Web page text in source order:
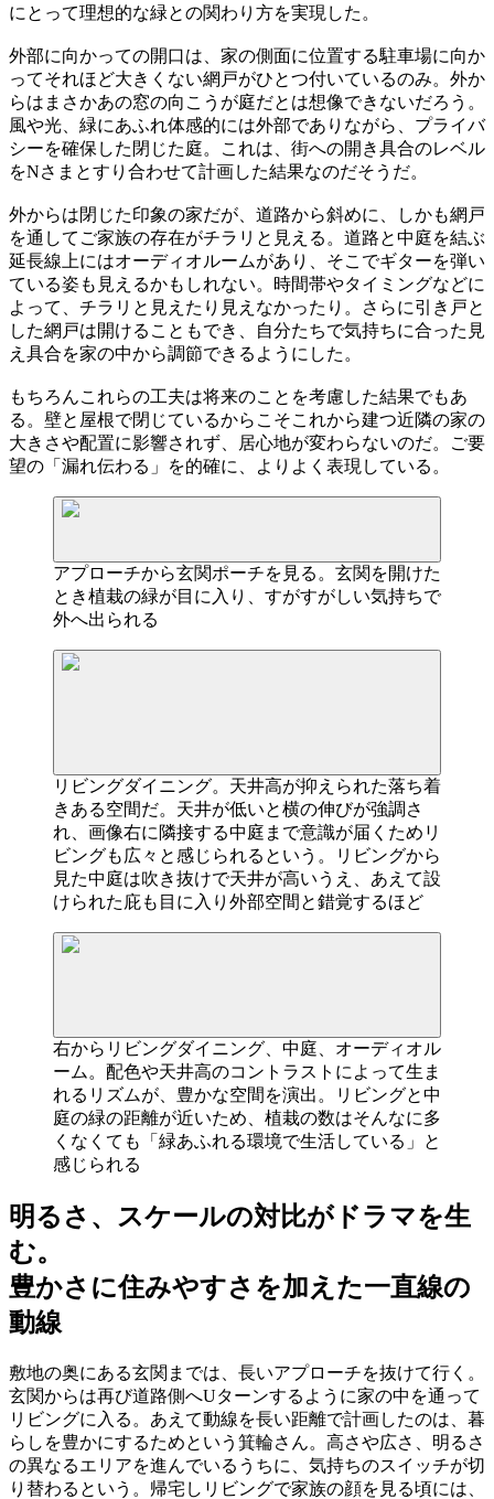
にとって理想的な緑との関わり方を実現した。
外部に向かっての開口は、家の側面に位置する駐車場に向か
ってそれほど大きくない網戸がひとつ付いているのみ。外か
らはまさかあの窓の向こうが庭だとは想像できないだろう。
風や光、緑にあふれ体感的には外部でありながら、プライバ
シーを確保した閉じた庭。これは、街への開き具合のレベル
をNさまとすり合わせて計画した結果なのだそうだ。
外からは閉じた印象の家だが、道路から斜めに、しかも網戸
を通してご家族の存在がチラリと見える。道路と中庭を結ぶ
延長線上にはオーディオルームがあり、そこでギターを弾い
ている姿も見えるかもしれない。時間帯やタイミングなどに
よって、チラリと見えたり見えなかったり。さらに引き戸と
した網戸は開けることもでき、自分たちで気持ちに合った見
え具合を家の中から調節できるようにした。
もちろんこれらの工夫は将来のことを考慮した結果でもあ
る。壁と屋根で閉じているからこそこれから建つ近隣の家の
大きさや配置に影響されず、居心地が変わらないのだ。ご要
望の「漏れ伝わる」を的確に、よりよく表現している。
アプローチから玄関ポーチを見る。玄関を開けた
とき植栽の緑が目に入り、すがすがしい気持ちで
外へ出られる
リビングダイニング。天井高が抑えられた落ち着
きある空間だ。天井が低いと横の伸びが強調さ
れ、画像右に隣接する中庭まで意識が届くためリ
ビングも広々と感じられるという。リビングから
見た中庭は吹き抜けで天井が高いうえ、あえて設
けられた庇も目に入り外部空間と錯覚するほど
右からリビングダイニング、中庭、オーディオル
ーム。配色や天井高のコントラストによって生ま
れるリズムが、豊かな空間を演出。リビングと中
庭の緑の距離が近いため、植栽の数はそんなに多
くなくても「緑あふれる環境で生活している」と
感じられる
明るさ、スケールの対比がドラマを生
む。
豊かさに住みやすさを加えた一直線の
動線
敷地の奥にある玄関までは、長いアプローチを抜けて行く。
玄関からは再び道路側へUターンするように家の中を通って
リビングに入る。あえて動線を長い距離で計画したのは、暮
らしを豊かにするためという箕輪さん。高さや広さ、明るさ
の異なるエリアを進んでいるうちに、気持ちのスイッチが切
り替わるという。帰宅しリビングで家族の顔を見る頃には、